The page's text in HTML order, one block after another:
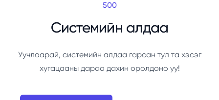
500
Системийн алдаа
Уучлаарай, системийн алдаа гарсан тул та хэсэг
хугацааны дараа дахин оролдоно уу!